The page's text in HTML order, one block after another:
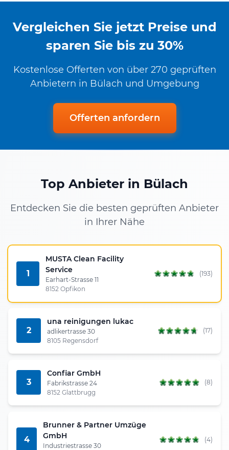
Vergleichen Sie jetzt Preise und
sparen Sie bis zu 30%
Kostenlose Offerten von über 270 geprüften
Anbietern in Bülach und Umgebung
Offerten anfordern
Top Anbieter in Bülach
Entdecken Sie die besten geprüften Anbieter
in Ihrer Nähe
1
MUSTA Clean Facility
Service
Earhart-Strasse 11
8152 Opfikon
(193)
2
una reinigungen lukac
adlikertrasse 30
8105 Regensdorf
(17)
3
Confiar GmbH
Fabrikstrasse 24
8152 Glattbrugg
(8)
4
Brunner & Partner Umzüge
GmbH
Industriestrasse 30
(4)